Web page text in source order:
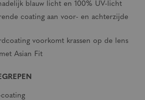
blauw licht en 100% UV-licht
coating aan voor- en achterzijde
voorkomt krassen op de lens
Asian Fit